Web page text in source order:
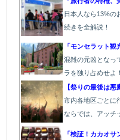
日本人なら13%の
続きを全解説！
「モンセラット観
混雑の元凶となっ
ラを独り占めせよ！
【祭りの最後は悪
市内各地区ごとに
ならでは、アッチ
「検証！カカオサ